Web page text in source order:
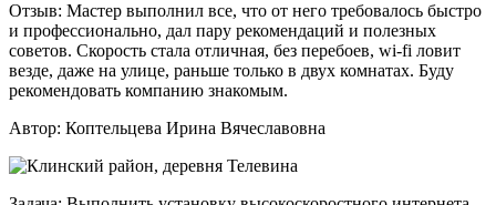
Отзыв: Мастер выполнил все, что от него требовалось быстро
и профессионально, дал пару рекомендаций и полезных
советов. Скорость стала отличная, без перебоев, wi-fi ловит
везде, даже на улице, раньше только в двух комнатах. Буду
рекомендовать компанию знакомым.
Автор: Коптельцева Ирина Вячеславовна